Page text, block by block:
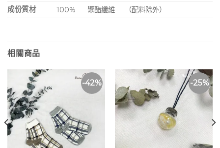
成份質材
100% 聚酯纖維 （配料除外）
相關商品
-42% -25%